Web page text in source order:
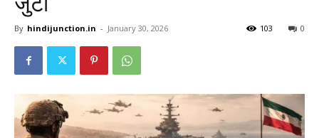
By hindijunction.in - January 30, 2026 0
103